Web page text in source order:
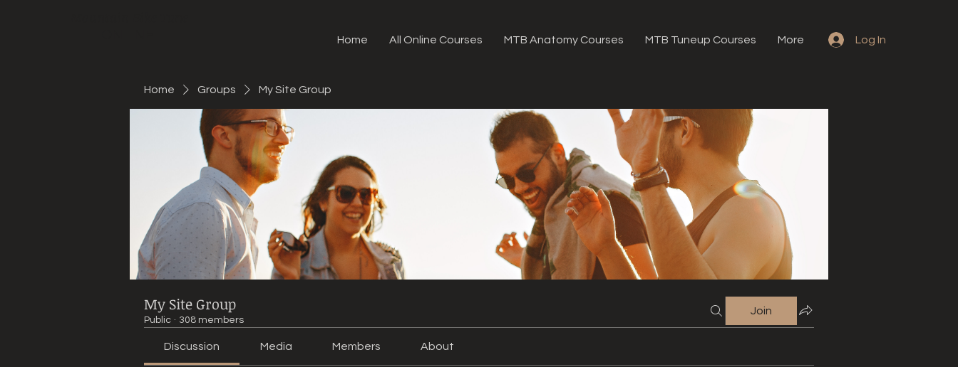
Home All Online Courses MTB Anatomy Courses MTB Tuneup Courses More Log In
Home Groups My Site Group
My Site Group
Public · 308 members
Join
Discussion Media Members About